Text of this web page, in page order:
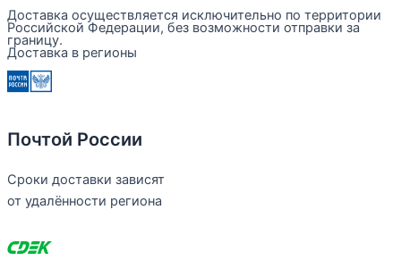
том
4
Доставка осуществляется исключительно по территории
Российской Федерации, без возможности отправки за
границу.
Доставка в регионы
Почтой России
Сроки доставки зависят
от удалённости региона